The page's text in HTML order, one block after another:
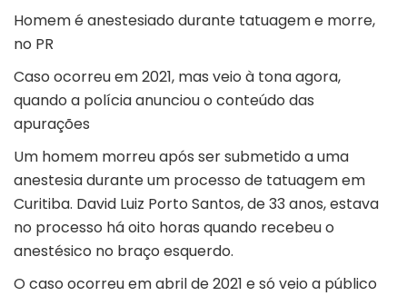
Homem é anestesiado durante tatuagem e morre,
no PR
Caso ocorreu em 2021, mas veio à tona agora,
quando a polícia anunciou o conteúdo das
apurações
Um homem morreu após sersubmetido a uma
anestesiadurante um processo de tatuagem em
Curitiba. David Luiz Porto Santos, de 33 anos, estava
no processo há oito horas quando recebeu o
anestésico no braço esquerdo.
O caso ocorreu em abril de 2021 e só veio a público